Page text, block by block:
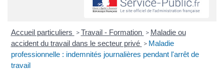
Accueil particuliers > Travail - Formation > Maladie ou
accident du travail dans le secteur privé > Maladie
professionnelle : indemnités journalières pendant l'arrêt de
travail